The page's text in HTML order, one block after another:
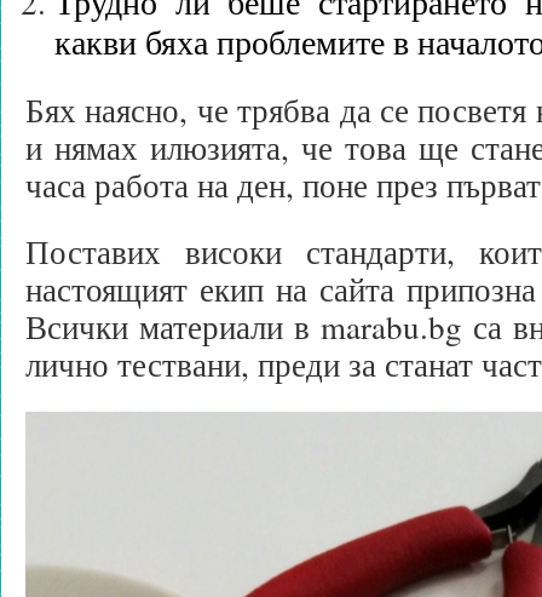
какви бяха проблемите в
Бях наясно, че трябва да се
и нямах илюзията, че това ще
часа работа на ден, поне през
Поставих високи стандарти,
настоящият екип на сайта
Всички материали в marabu.bg са
лично тествани, преди за станат